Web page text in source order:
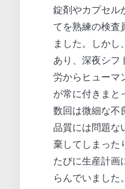
錠剤やカプセル
てを熟練の検査
ました。しかし
あり、深夜シフ
労からヒューマ
が常に付きまと
数回は微細な不
品質には問題な
棄してしまった
たびに生産計画
らんでいました